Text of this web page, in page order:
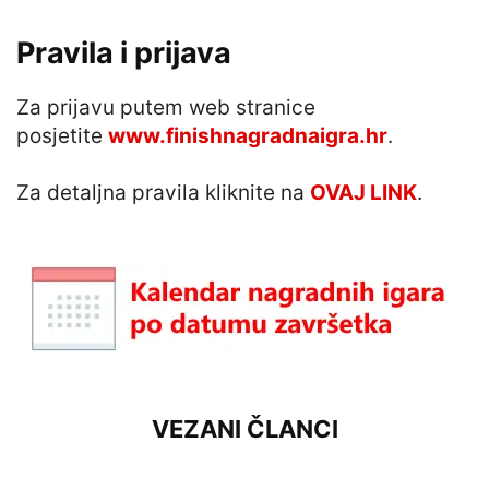
Pravila i prijava
Za prijavu putem web stranice
posjetite www.finishnagradnaigra.hr.
Za detaljna pravila kliknite na OVAJ LINK.
VEZANI ČLANCI